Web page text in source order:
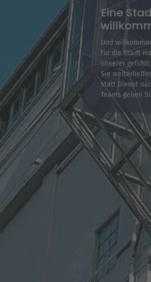
Eine
Und
für die Stadt
unserer
Sie
statt Dienst
Teams gehen